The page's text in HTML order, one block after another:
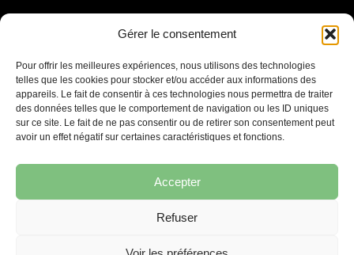
Gérer le consentement
Pour offrir les meilleures expériences, nous utilisons des technologies
telles que les cookies pour stocker et/ou accéder aux informations des
appareils. Le fait de consentir à ces technologies nous permettra de traiter
des données telles que le comportement de navigation ou les ID uniques
sur ce site. Le fait de ne pas consentir ou de retirer son consentement peut
avoir un effet négatif sur certaines caractéristiques et fonctions.
Accepter
Refuser
Saint-Germain-En-Laye
Ligne R2-Nord
Tramway T13
20mins à pied du RER A